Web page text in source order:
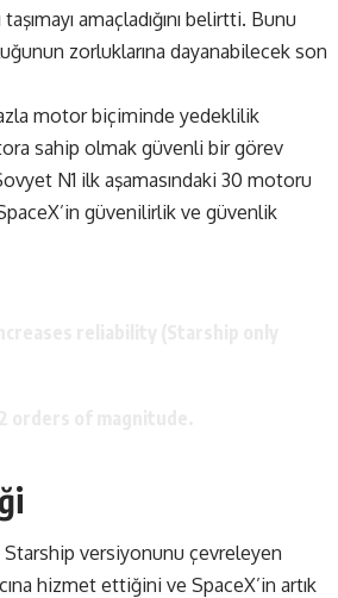
amaçladığını belirtti. Bunu
zorluklarına dayanabilecek son
motor biçiminde yedeklilik
sahip olmak güvenli bir görev
N1 ilk aşamasındaki 30 motoru
güvenilirlik ve güvenlik
Starship versiyonunu çevreleyen
hizmet ettiğini ve SpaceX’in artık